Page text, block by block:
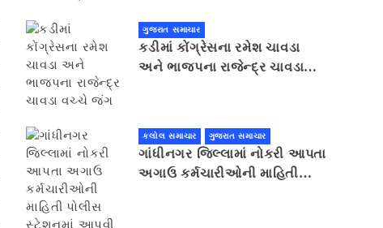
ગુજરાત સમાચાર
કડીમાં કોંગ્રેસના રમેશ ચાવડા
અને ભાજપના રાજેન્દ્ર ચાવડા
કલોલ સમાચાર ગુજરાત સમાચાર
ગાંધીનગર જિલ્લામાં નોકરી આપતા
અગાઉ કર્મચારીઓની માહિતી